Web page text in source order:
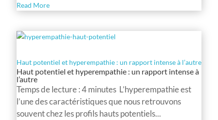
Read More
Haut potentiel et hyperempathie : un rapport intense à l’autre
Haut potentiel et hyperempathie : un rapport intense à
l’autre
Temps de lecture : 4 minutes L’hyperempathie est
l’une des caractéristiques que nous retrouvons
souvent chez les profils hauts potentiels...